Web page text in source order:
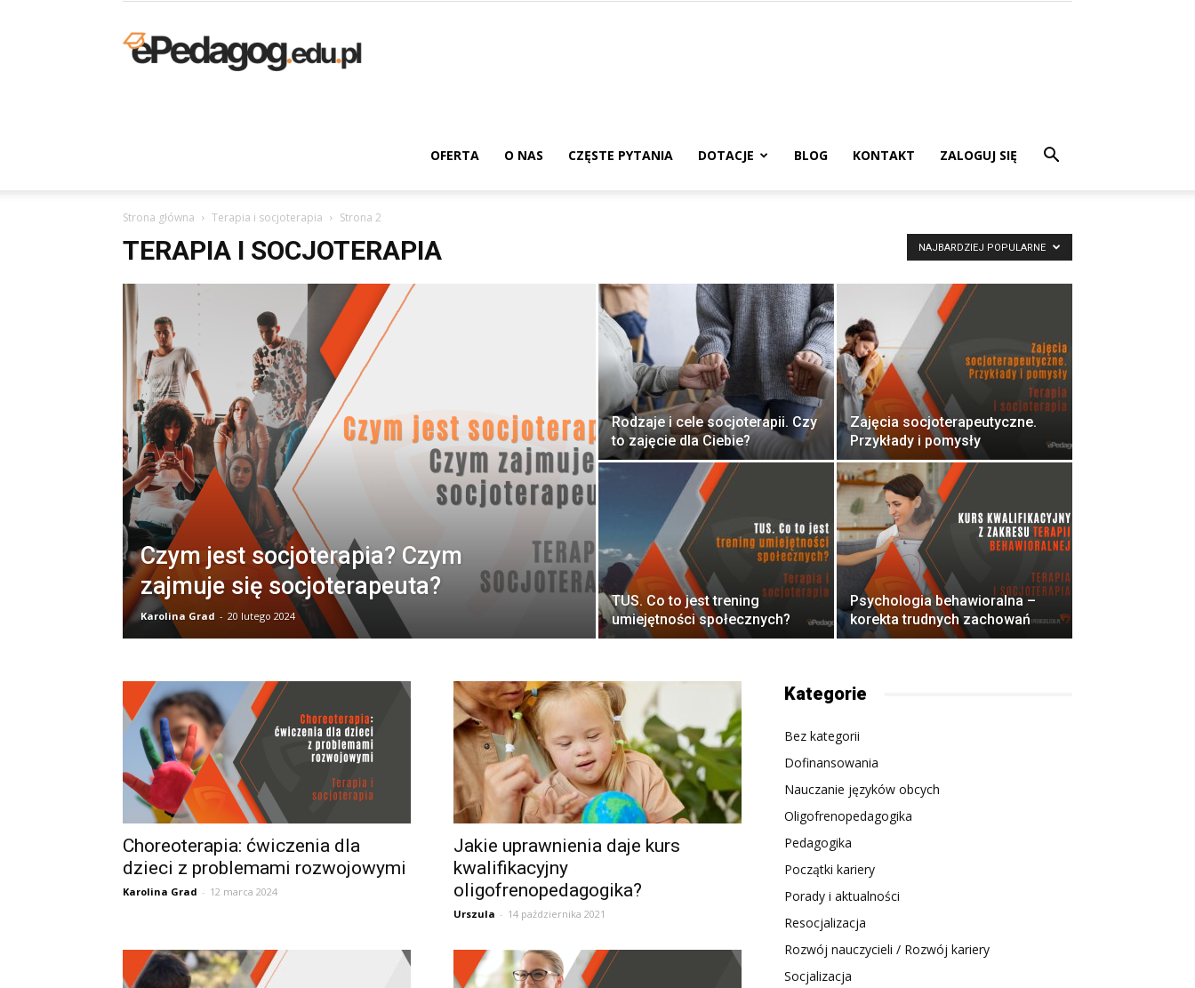
–
Aktualności
OFERTA O NAS CZĘSTE PYTANIA DOTACJE BLOG KONTAKT ZALOGUJ SIĘ
Strona główna Terapia i socjoterapia Strona 2
TERAPIA I SOCJOTERAPIA NAJBARDZIEJ POPULARNE
Czym jest socjoterapia? Czym
zajmuje się socjoterapeuta?
Karolina Grad - 20 lutego 2024
Rodzaje i cele socjoterapii. Czy
to zajęcie dla Ciebie?
Zajęcia socjoterapeutyczne.
Przykłady i pomysły
TUS. Co to jest trening
umiejętności społecznych?
Psychologia behawioralna –
korekta trudnych zachowań
Choreoterapia: ćwiczenia dla
dzieci z problemami rozwojowymi
Karolina Grad - 12 marca 2024
Jakie uprawnienia daje kurs
kwalifikacyjny
oligofrenopedagogika?
Urszula - 14 października 2021
Kategorie
Bez kategorii
Dofinansowania
Nauczanie języków obcych
Oligofrenopedagogika
Pedagogika
Początki kariery
Porady i aktualności
Resocjalizacja
Rozwój nauczycieli / Rozwój kariery
Socjalizacja